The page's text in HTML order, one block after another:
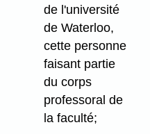
de l'université
de Waterloo,
cette personne
faisant partie
du corps
professoral de
la faculté;